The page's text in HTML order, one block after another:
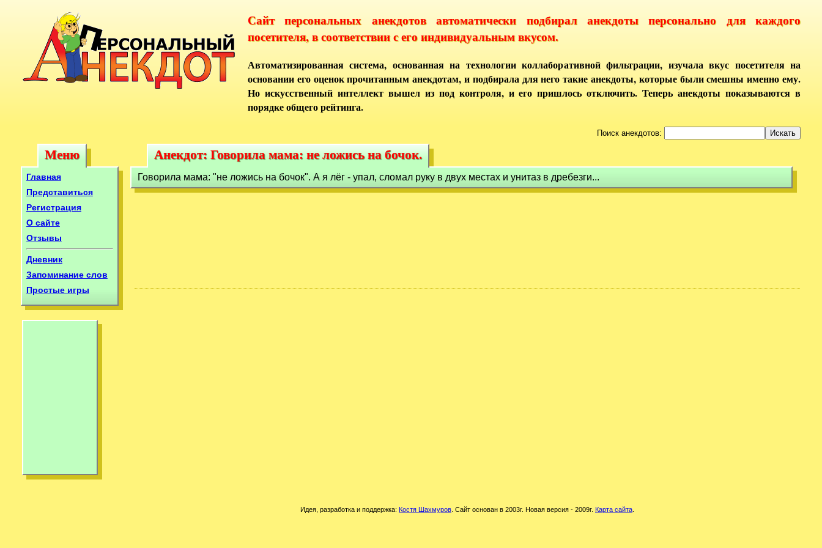
Сайт персональных анекдотов автоматически подбирал анекдоты персонально для каждого
посетителя, в соответствии с его индивидуальным вкусом.
Автоматизированная система, основанная на технологии коллаборативной фильтрации, изучала вкус посетителя на
основании его оценок прочитанным анекдотам, и подбирала для него такие анекдоты, которые были смешны именно ему.
Но искусственный интеллект вышел из под контроля, и его пришлось отключить. Теперь анекдоты показываются в
порядке общего рейтинга.
Поиск анекдотов:
Меню
Меню
Главная
Представиться
Регистрация
О сайте
Отзывы
Дневник
Запоминание слов
Простые игры
Анекдот: Говорила мама: не ложись на бочок.
Анекдот: Говорила мама: не ложись на бочок.
Говорила мама: "не ложись на бочок". А я лёг - упал, сломал руку в двух местах и унитаз в дребезги...
Идея, разработка и поддержка: Костя Шахмуров . Сайт основан в 2003г. Новая версия - 2009г. Карта сайта